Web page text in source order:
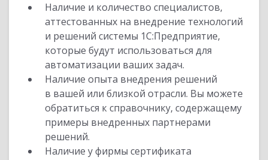
Наличие и количество специалистов,
аттестованных на внедрение технологий
и решений системы 1С:Предприятие,
которые будут использоваться для
автоматизации ваших задач.
Наличие опыта внедрения решений
в вашей или близкой отрасли. Вы можете
обратиться к справочнику, содержащему
примеры внедренных партнерами
решений.
Наличие у фирмы сертификата